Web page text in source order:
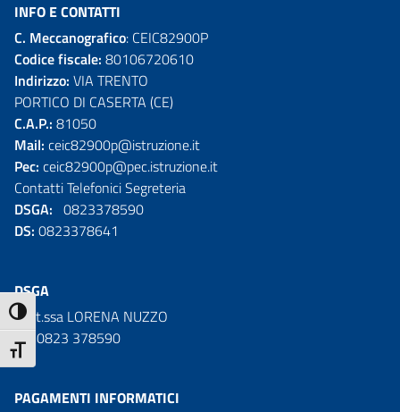
ATTIVA/DISATTIVA ALTO CONTRASTO
ATTIVA/DISATTIVA DIMENSIONE TESTO
INFO E CONTATTI
C. Meccanografico: CEIC82900P
Codice fiscale: 80106720610
Indirizzo: VIA TRENTO
PORTICO DI CASERTA (CE)
C.A.P.: 81050
Mail: ceic82900p@istruzione.it
Pec: ceic82900p@pec.istruzione.it
Contatti Telefonici Segreteria
DSGA: 0823378590
DS: 0823378641
DSGA
Dott.ssa LORENA NUZZO
Tel. 0823 378590
PAGAMENTI INFORMATICI